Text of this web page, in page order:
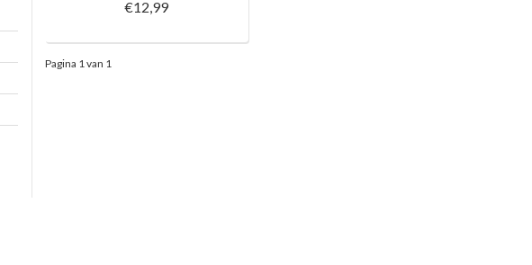
€12,99
Pagina 1 van 1